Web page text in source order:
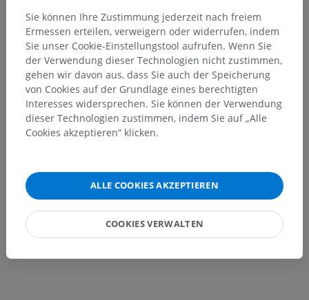
Sie haben einen Fehler gefunden?
Sie können gerne eine Berichtigung, Übersetzung oder
inhaltliche Verbesserung vorschlagen.
Ein Problem melden
HOLE SIE SICH DIE APP
Sie können Ihre Zustimmung jederzeit nach freiem
Ermessen erteilen, verweigern oder widerrufen, indem
Sie unser Cookie-Einstellungstool aufrufen. Wenn Sie
der Verwendung dieser Technologien nicht zustimmen,
gehen wir davon aus, dass Sie auch der Speicherung
von Cookies auf der Grundlage eines berechtigten
Interesses widersprechen. Sie können der Verwendung
dieser Technologien zustimmen, indem Sie auf „Alle
Cookies akzeptieren“ klicken.
ALLE COOKIES AKZEPTIEREN
COOKIES VERWALTEN